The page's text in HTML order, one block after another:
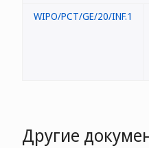
WIPO/PCT/GE/20/INF.1
Другие